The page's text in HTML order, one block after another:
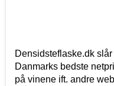
Densidsteflaske.dk
Danmarks bedste
på vinene ift. andre